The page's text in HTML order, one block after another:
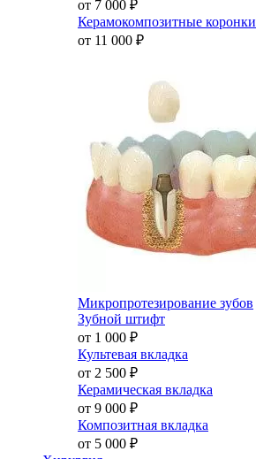
от 7 000 ₽
Керамокомпозитные коронки
от 11 000 ₽
Микропротезирование зубов
Зубной штифт
от 1 000 ₽
Культевая вкладка
от 2 500 ₽
Керамическая вкладка
от 9 000 ₽
Композитная вкладка
от 5 000 ₽